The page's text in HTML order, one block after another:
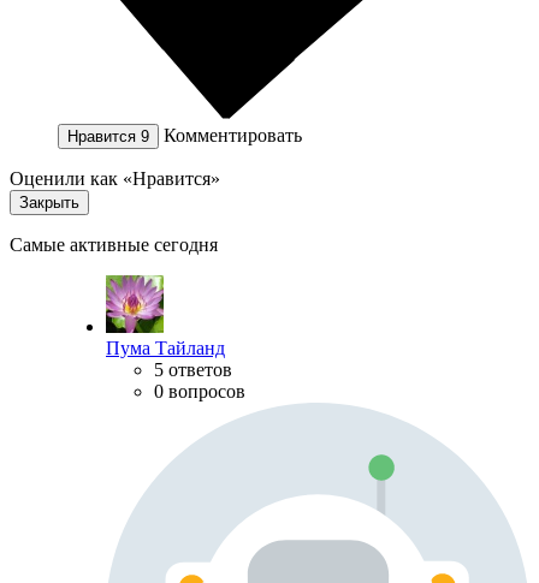
Нравится 9 Комментировать
Оценили как «Нравится»
Закрыть
Самые активные сегодня
Пума Тайланд
5 ответов
0 вопросов